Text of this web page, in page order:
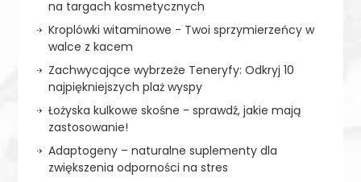
na targach kosmetycznych
Kroplówki witaminowe - Twoi sprzymierzeńcy w
walce z kacem
Zachwycające wybrzeże Teneryfy: Odkryj 10
najpiękniejszych plaż wyspy
Łożyska kulkowe skośne - sprawdź, jakie mają
zastosowanie!
Adaptogeny – naturalne suplementy dla
zwiększenia odporności na stres